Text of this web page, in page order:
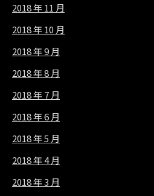
2018 年 11 月
2018 年 10 月
2018 年 9 月
2018 年 8 月
2018 年 7 月
2018 年 6 月
2018 年 5 月
2018 年 4 月
2018 年 3 月